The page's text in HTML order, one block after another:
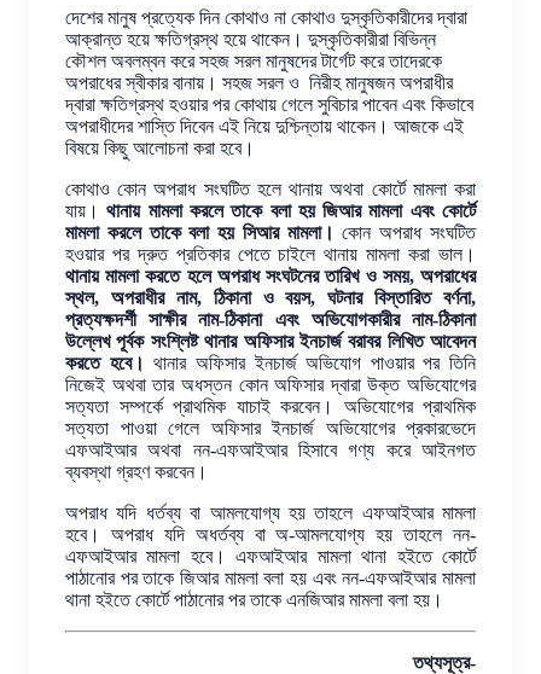
দেশের মানুষ প্রত্যেক দিন কোথাও না কোথাও দুস্কৃতিকারীদের দ্বারা
আক্রান্ত হয়ে ক্ষতিগ্রস্থ হয়ে থাকেন। দুস্কৃতিকারীরা বিভিন্ন
কৌশল অবলম্বন করে সহজ সরল মানুষদের টার্গেট করে তাদেরকে
অপরাধের স্বীকার বানায়। সহজ সরল ও নিরীহ মানুষজন অপরাধীর
দ্বারা ক্ষতিগ্রস্থ হওয়ার পর কোথায় গেলে সুবিচার পাবেন এবং কিভাবে
অপরাধীদের শাস্তি দিবেন এই নিয়ে দুশ্চিন্তায় থাকেন। আজকে এই
বিষয়ে কিছু আলোচনা করা হবে।
কোথাও কোন অপরাধ সংঘটিত হলে থানায় অথবা কোর্টে মামলা করা
যায়।থানায় মামলা করলে তাকে বলা হয় জিআর মামলা এবং কোর্টে
মামলা করলে তাকে বলা হয় সিআর মামলা। কোন অপরাধ সংঘটিত
হওয়ার পর দ্রুত প্রতিকার পেতে চাইলে থানায় মামলা করা ভাল।
থানায় মামলা করতে হলে অপরাধ সংঘটনের তারিখ ও সময়, অপরাধের
স্থল, অপরাধীর নাম, ঠিকানা ও বয়স, ঘটনার বিস্তারিত বর্ণনা,
প্রত্যক্ষদর্শী সাক্ষীর নাম-ঠিকানা এবং অভিযোগকারীর নাম-ঠিকানা
উল্লেখ পূর্বক সংশ্লিষ্ট থানার অফিসার ইনচার্জ বরাবর লিখিত আবেদন
করতে হবে। থানার অফিসার ইনচার্জ অভিযোগ পাওয়ার পর তিনি
নিজেই অথবা তার অধস্তন কোন অফিসার দ্বারা উক্ত অভিযোগের
সত্যতা সম্পর্কে প্রাথমিক যাচাই করবেন। অভিযোগের প্রাথমিক
সত্যতা পাওয়া গেলে অফিসার ইনচার্জ অভিযোগের প্রকারভেদে
এফআইআর অথবা নন-এফআইআর হিসাবে গণ্য করে আইনগত
ব্যবস্থা গ্রহণ করবেন।
অপরাধ যদি ধর্তব্য বা আমলযোগ্য হয় তাহলে এফআইআর মামলা
হবে। অপরাধ যদি অধর্তব্য বা অ-আমলযোগ্য হয় তাহলে নন-
এফআইআর মামলা হবে। এফআইআর মামলা থানা হইতে কোর্টে
পাঠানোর পর তাকে জিআর মামলা বলা হয় এবং নন-এফআইআর মামলা
থানা হইতে কোর্টে পাঠানোর পর তাকে এনজিআর মামলা বলা হয়।
তথ্যসূত্র-